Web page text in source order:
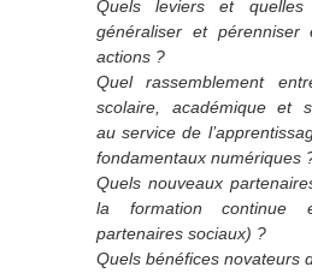
Quels leviers et quelles
généraliser et pérenniser
actions ?
Quel rassemblement
scolaire, académique et
au service de
fondamentaux numériques
Quels nouveaux
la formation continue
partenaires sociaux) ?
Quels bénéfices novateurs